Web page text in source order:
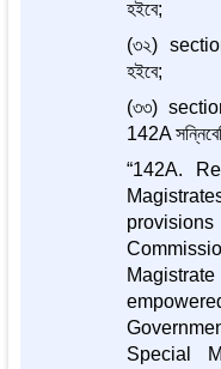
হইবে;
(৩২)
হইবে;
(৩৩)
142A
“142A.
Special